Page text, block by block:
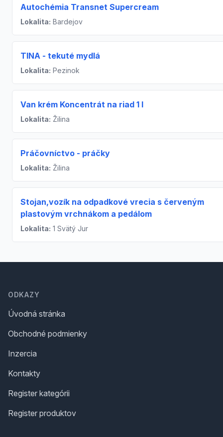
Autochémia Transnet Supercream
Lokalita: Bardejov
TINA - tekuté mydlá
Lokalita: Pezinok
Van krém Koncentrát na riad 1 l
Lokalita: Žilina
Práčovníctvo - práčky
Lokalita: Žilina
Stojan,vozík na odpadkové vrecia s červeným
plastovým vrchnákom a pedálom
Lokalita: 1 Svätý Jur
ODKAZY
Úvodná stránka
Obchodné podmienky
Inzercia
Kontakty
Register kategórii
Register produktov